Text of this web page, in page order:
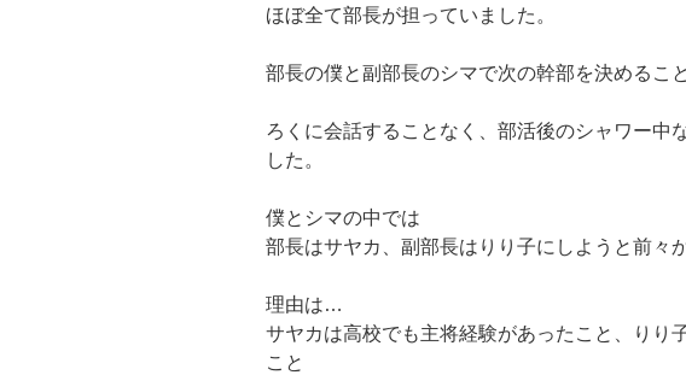
ほぼ全て部長が担っていました。
部長の僕と副部長のシマで次の幹部を決めるこ
ろくに会話することなく、 部活後のシャワー中
した。
僕とシマの中では
部長はサヤカ、 副部長はりり子にしようと前々
理由は…
サヤカは高校でも主将経験があったこと、
りり
こと